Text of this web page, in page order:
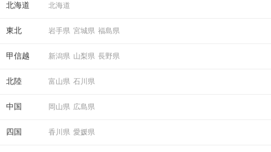
北海道 北海道
東北 岩手県 宮城県 福島県
甲信越 新潟県 山梨県 長野県
北陸 富山県 石川県
中国 岡山県 広島県
四国 香川県 愛媛県